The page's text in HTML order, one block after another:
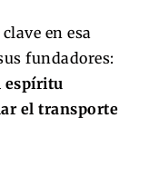
en esa
fundadores:
espíritu
el transporte